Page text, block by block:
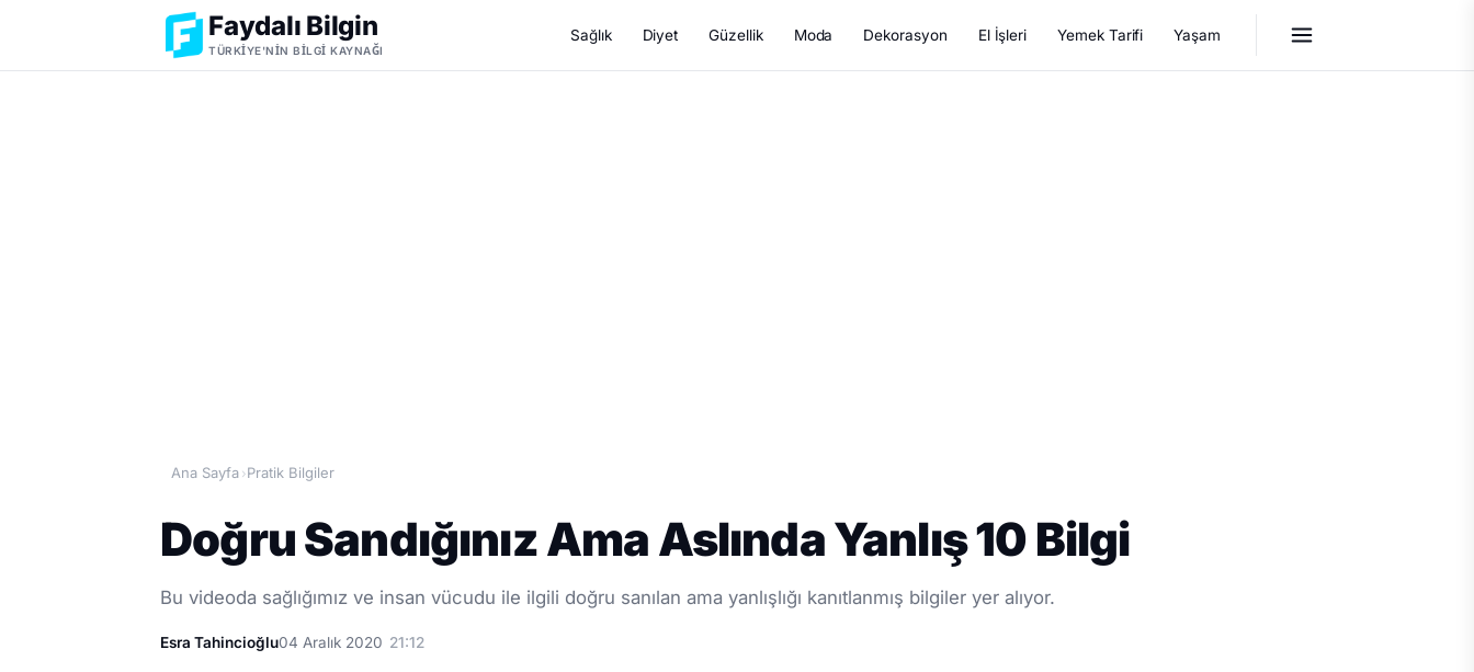
Faydalı Bilgin
TÜRKIYE'NIN BILGI KAYNAĞI
Sağlık Diyet Güzellik Moda Dekorasyon El İşleri Yemek Tarifi Yaşam
Ana Sayfa ›Pratik Bilgiler
Doğru Sandığınız Ama Aslında Yanlış 10 Bilgi
Bu videoda sağlığımız ve insan vücudu ile ilgili doğru sanılan ama yanlışlığı kanıtlanmış bilgiler yer alıyor.
Esra Tahincioğlu04 Aralık 2020 21:12